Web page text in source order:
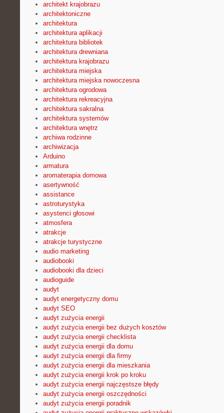
architekt krajobrazu
architektoniczne
architektura
architektura aplikacji
architektura bibliotek
architektura drewniana
architektura krajobrazu
architektura miejska
architektura miejska nowoczesna
architektura ogrodowa
architektura rekreacyjna
architektura sakralna
architektura systemów
architektura wnętrz
archiwa rodzinne
archiwizacja
Arduino
armatura
aromaterapia domowa
asertywność
assistance
astroturystyka
asystenci głosowi
atmosfera
atrakcje
atrakcje turystyczne
audio marketing
audiobooki
audiobooki dla dzieci
audioguide
audyt
audyt energetyczny domu
audyt SEO
audyt zużycia energii
audyt zużycia energii bez dużych kosztów
audyt zużycia energii checklista
audyt zużycia energii dla domu
audyt zużycia energii dla firmy
audyt zużycia energii dla mieszkania
audyt zużycia energii krok po kroku
audyt zużycia energii najczęstsze błędy
audyt zużycia energii oszczędności
audyt zużycia energii poradnik